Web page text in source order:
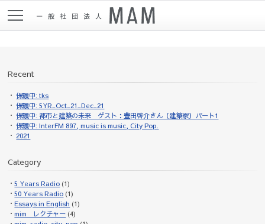
Recent
保護中: tks
保護中: 5YR_Oct_21_Dec_21
保護中: 都市と建築の未来 ゲスト：豊田啓介さん（建築家）パート1
保護中: InterFM 897, music is music, City Pop.
2021
Category
5 Years Radio (1)
50 Years Radio (1)
Essays in English (1)
mim レクチャー (4)